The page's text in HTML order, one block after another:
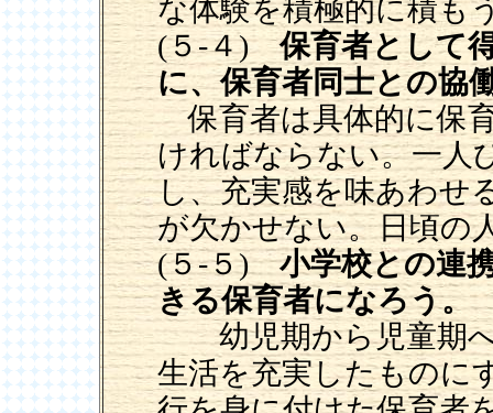
な体験を積極的に積も
(５-４)保育者として
に、保育者同士との協
保育者は具体的に保
ければならない。一人
し、充実感を味あわせ
が欠かせない。日頃の
(５-５)小学校との連
きる保育者になろう。
幼児期から児童期へ
生活を充実したものに